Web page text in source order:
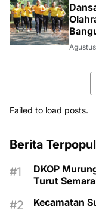
Bukit
Failed to load posts.
Berita
DKOP
Turut
Kecamatan